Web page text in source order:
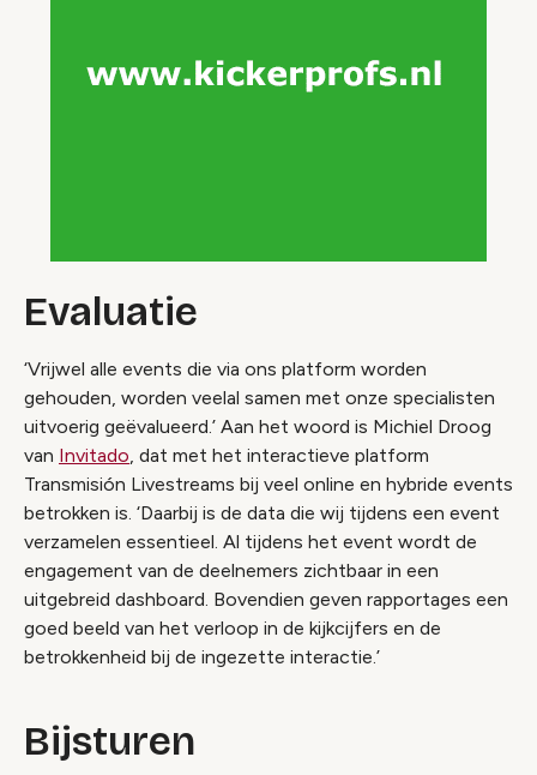
Evaluatie
‘Vrijwel alle events die via ons platform worden
gehouden, worden veelal samen met onze specialisten
uitvoerig geëvalueerd.’ Aan het woord is Michiel Droog
van Invitado , dat met het interactieve platform
Transmisión Livestreams bij veel online en hybride events
betrokken is. ‘Daarbij is de data die wij tijdens een event
verzamelen essentieel. Al tijdens het event wordt de
engagement van de deelnemers zichtbaar in een
uitgebreid dashboard. Bovendien geven rapportages een
goed beeld van het verloop in de kijkcijfers en de
betrokkenheid bij de ingezette interactie.’
Bijsturen